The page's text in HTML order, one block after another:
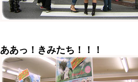
ああっ！きみたち！！！